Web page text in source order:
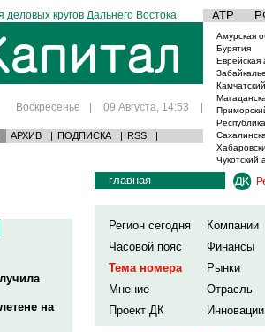
кругов Дальнего Востока АТР
Воскресенье | 09 Августа, 14:53 |
АРХИВ | ПОДПИСКА | RSS |
Амурская
Бурятия
Еврейская
Чукотский
на
главная
Регион сегодня
Компании
Часовой пояс
Финансы
Тема номера
Рынки
Мнение
Отрасль
Проект ДК
Инновации